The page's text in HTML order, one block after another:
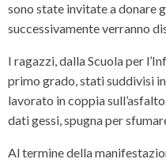
sono state invitate a donare
successivamente verranno
I ragazzi, dalla Scuola per
primo grado, stati suddivisi
lavorato in coppia
dati gessi, spugna per
Al termine della